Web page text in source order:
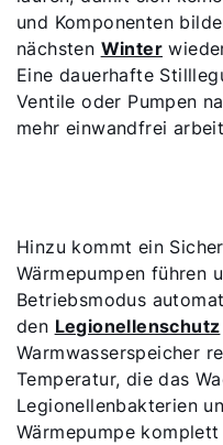
und Komponenten
nächsten Winter
Eine dauerhafte
Ventile oder Pumpen
mehr einwandfrei
Hinzu kommt ein
Wärmepumpen führen
Betriebsmodus
den Legionellenschutz
Warmwasserspeicher
Temperatur, die das
Legionellenbakterien
Wärmepumpe